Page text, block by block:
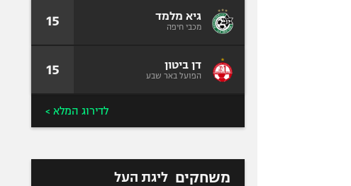
גיא מלמד
מכבי חיפה 15
דן ביטון
הפועל באר שבע 15
לדירוג המלא >
משחקים ליגת העל